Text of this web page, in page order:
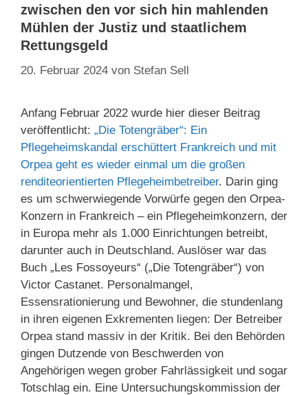
zwischen den vor sich hin mahlenden
Mühlen der Justiz und staatlichem
Rettungsgeld
20. Februar 2024 von Stefan Sell
Anfang Februar 2022 wurde hier dieser Beitrag
veröffentlicht: „Die Totengräber“: Ein
Pflegeheimskandal erschüttert Frankreich und mit
Orpea geht es wieder einmal um die großen
renditeorientierten Pflegeheimbetreiber. Darin ging
es um schwerwiegende Vorwürfe gegen den Orpea-
Konzern in Frankreich – ein Pflegeheimkonzern, der
in Europa mehr als 1.000 Einrichtungen betreibt,
darunter auch in Deutschland. Auslöser war das
Buch „Les Fossoyeurs“ („Die Totengräber“) von
Victor Castanet. Personalmangel,
Essensrationierung und Bewohner, die stundenlang
in ihren eigenen Exkrementen liegen: Der Betreiber
Orpea stand massiv in der Kritik. Bei den Behörden
gingen Dutzende von Beschwerden von
Angehörigen wegen grober Fahrlässigkeit und sogar
Totschlag ein. Eine Untersuchungskommission der